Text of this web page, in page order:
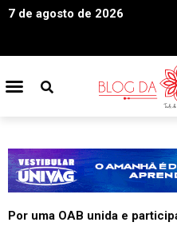
7 de agosto de 2026
Por uma OAB unida e